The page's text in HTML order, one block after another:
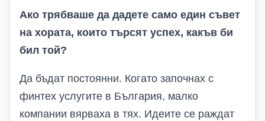
Ако трябваше да дадете само един съвет
на хората, които търсят успех, какъв би
бил той?
Да бъдат постоянни. Когато започнах с
финтех услугите в България, малко
компании вярваха в тях. Идеите се раждат